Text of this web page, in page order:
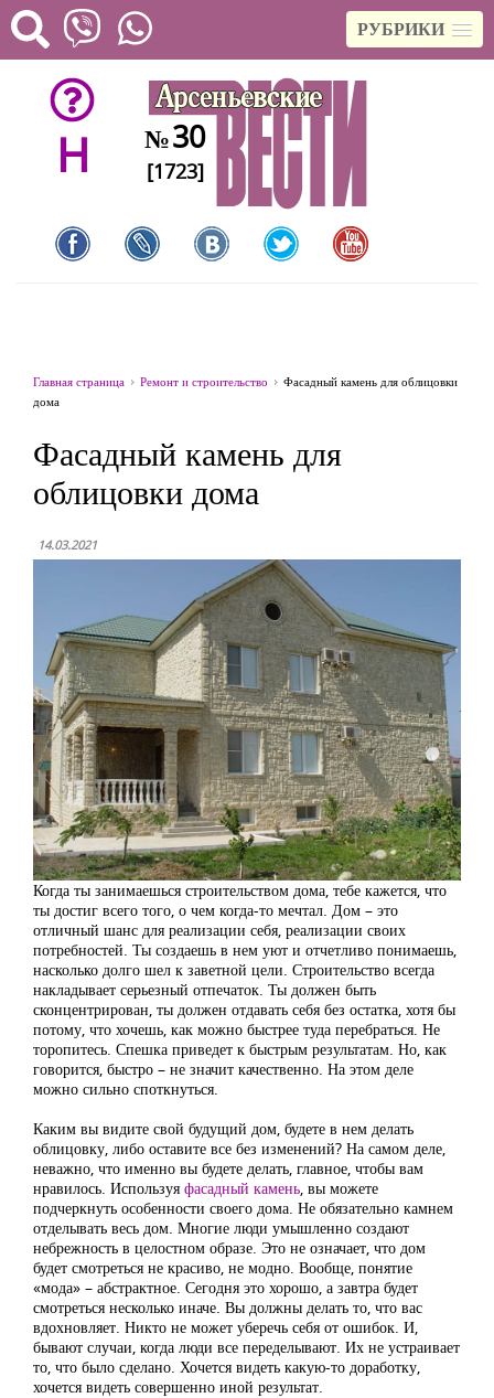
РУБРИКИ
H №30
[1723]
Главная страница Ремонт и строительство
Фасадный камень для облицовки
дома
Фасадный камень для
облицовки дома
14.03.2021
Когда ты занимаешься строительством дома, тебе кажется, что
ты достиг всего того, о чем когда-то мечтал. Дом – это
отличный шанс для реализации себя, реализации своих
потребностей. Ты создаешь в нем уют и отчетливо понимаешь,
насколько долго шел к заветной цели. Строительство всегда
накладывает серьезный отпечаток. Ты должен быть
сконцентрирован, ты должен отдавать себя без остатка, хотя бы
потому, что хочешь, как можно быстрее туда перебраться. Не
торопитесь. Спешка приведет к быстрым результатам. Но, как
говорится, быстро – не значит качественно. На этом деле
можно сильно споткнуться.
Каким вы видите свой будущий дом, будете в нем делать
облицовку, либо оставите все без изменений? На самом деле,
неважно, что именно вы будете делать, главное, чтобы вам
нравилось. Используя фасадный камень, вы можете
подчеркнуть особенности своего дома. Не обязательно камнем
отделывать весь дом. Многие люди умышленно создают
небрежность в целостном образе. Это не означает, что дом
будет смотреться не красиво, не модно. Вообще, понятие
«мода» – абстрактное. Сегодня это хорошо, а завтра будет
смотреться несколько иначе. Вы должны делать то, что вас
вдохновляет. Никто не может уберечь себя от ошибок. И,
бывают случаи, когда люди все переделывают. Их не устраивает
то, что было сделано. Хочется видеть какую-то доработку,
хочется видеть совершенно иной результат.